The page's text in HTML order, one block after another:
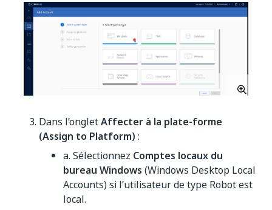
Dans l’ongletAffecter à la plate-forme
(Assign to Platform) :
a. Sélectionnez Comptes locaux du
bureau Windows (Windows Desktop Local
Accounts) si l’utilisateur de type Robot est
local.